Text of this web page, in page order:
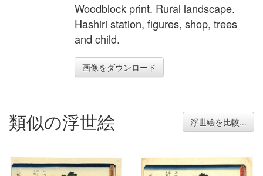
Woodblock print. Rural landscape.
Hashiri station, figures, shop, trees
and child.
画像をダウンロード
類似の浮世絵 浮世絵を比較...